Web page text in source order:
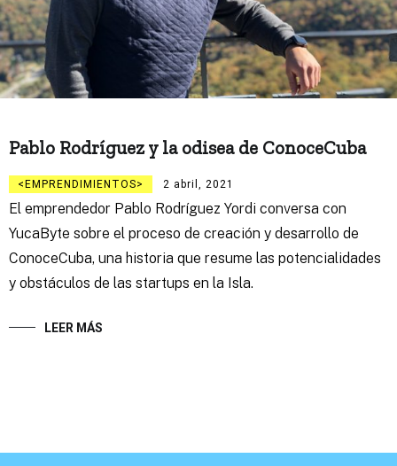
Pablo Rodríguez y la odisea de ConoceCuba
EMPRENDIMIENTOS 2 abril, 2021
El emprendedor Pablo Rodríguez Yordi conversa con
YucaByte sobre el proceso de creación y desarrollo de
ConoceCuba, una historia que resume las potencialidades
y obstáculos de las startups en la Isla.
LEER MÁS